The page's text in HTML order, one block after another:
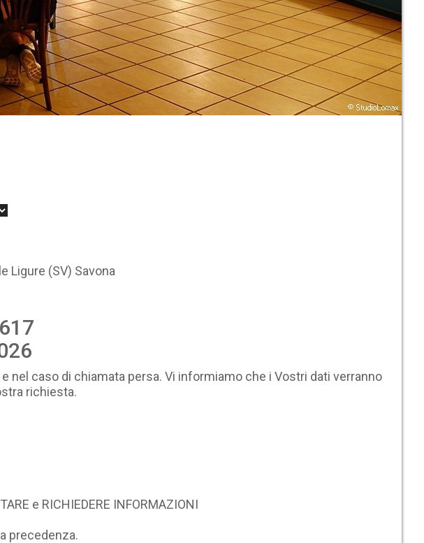
Ligure (SV) Savona
caso di chiamata persa. Vi informiamo che i Vostri dati verranno
richiesta.
e RICHIEDERE INFORMAZIONI
precedenza.